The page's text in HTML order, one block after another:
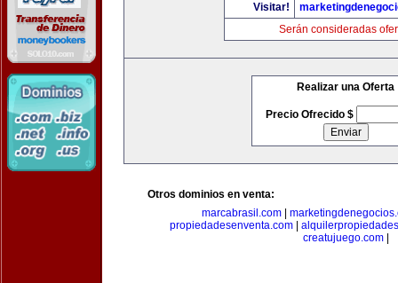
Visitar!
Serán consideradas
Realizar una Oferta
Precio Ofrecido $
Otros dominios en venta:
marcabrasil.com
propiedadesenventa.com
creatujuego.com|